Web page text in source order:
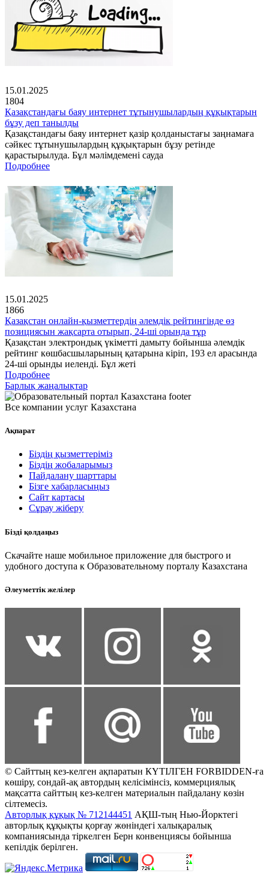
15.01.2025
1804
Қазақстандағы баяу интернет тұтынушылардың құқықтарын
бұзу деп танылды
Қазақстандағы баяу интернет қазір қолданыстағы заңнамаға
сәйкес тұтынушылардың құқықтарын бұзу ретінде
қарастырылуда. Бұл мәлімдемені сауда
Подробнее
15.01.2025
1866
Қазақстан онлайн-қызметтердің әлемдік рейтингінде өз
позициясын жақсарта отырып, 24-ші орында тұр
Қазақстан электрондық үкіметті дамыту бойынша әлемдік
рейтинг көшбасшыларының қатарына кіріп, 193 ел арасында
24-ші орынды иеленді. Бұл жеті
Подробнее
Барлық жаңалықтар
Все компании услуг Казахстана
Ақпарат
Біздің қызметтеріміз
Біздің жобаларымыз
Пайдалану шарттары
Бізге хабарласыңыз
Сайт картасы
Сұрау жіберу
Бізді қолдаңыз
Скачайте наше мобильное приложение для быстрого и
удобного доступа к Образовательному порталу Казахстана
Әлеуметтік желілер
© Сайттың кез-келген ақпаратын КҮТІЛГЕН FORBIDDEN-ға
көшіру, сондай-ақ автордың келісімінсіз, коммерциялық
мақсатта сайттың кез-келген материалын пайдалану көзін
сілтемесіз.
Авторлық құқық № 712144451 АҚШ-тың Нью-Йорктегі
авторлық құқықты қорғау жөніндегі халықаралық
компаниясында тіркелген Берн конвенциясы бойынша
кепілдік берілген.